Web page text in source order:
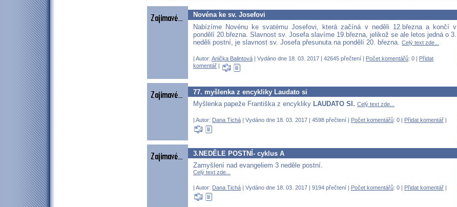
Novéna ke sv. Josefovi
Nabízíme Novénu ke svatému Josefovi, která začíná v neděli 12.března a končí v
pondělí 20.března. Slavnost sv. Josefa slavíme 19.března, jelikož se ale letos jedná o 3.
neděli postní, je slavnost sv. Josefa přesunuta na pondělí 20. března.
Celý text zde...
| Autor: Anička Balintová | Vydáno dne 18. 03. 2017 | 42645 přečtení | Počet komentářů: 0 | Přidat
komentář |
77. myšlenka z encykliky Laudato si
Myšlenka papeže Františka z encykliky LAUDATO SI. Celý text zde...
| Autor: Dana Tichá | Vydáno dne 18. 03. 2017 | 4598 přečtení | Počet komentářů: 0 | Přidat komentář |
3.NEDĚLE POSTNÍ- cyklus A
Zamyšlení nad evangeliem 3 neděle postní.
Celý text zde...
| Autor: Dana Tichá | Vydáno dne 18. 03. 2017 | 9194 přečtení | Počet komentářů: 0 | Přidat komentář